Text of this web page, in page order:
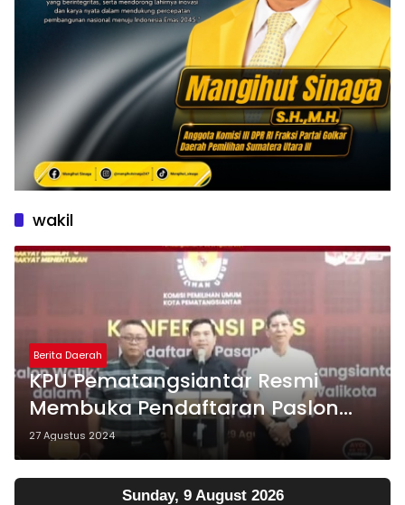
wakil
Berita Daerah
KPU Pematangsiantar Resmi
Membuka Pendaftaran Paslon
Kepala Daerah
27 Agustus 2024
Sunday, 9 August 2026